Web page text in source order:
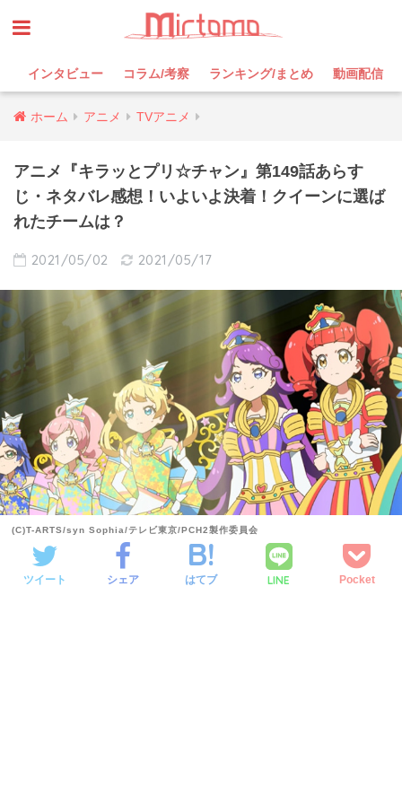
インタビュー コラム/考察 ランキング/まとめ 動画配信
ホーム アニメ TVアニメ
アニメ『キラッとプリ☆チャン』第149話あらす
じ・ネタバレ感想！いよいよ決着！クイーンに選ば
れたチームは？
2021/05/02 2021/05/17
(C)T-ARTS/syn Sophia/テレビ東京/PCH2製作委員会
ツイート シェア はてブ LINE Pocket